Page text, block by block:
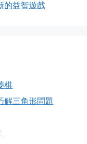
的益智遊戲
棋
解三角形問題